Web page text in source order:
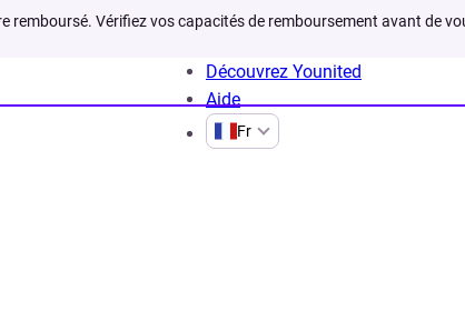
remboursé. Vérifiez vos capacités de remboursement avant de
Découvrez Younited
Aide
Fr